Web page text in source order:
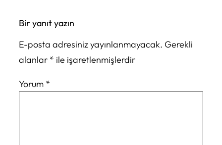
Bir yanıt yazın
E-posta adresiniz yayınlanmayacak. Gerekli
alanlar * ile işaretlenmişlerdir
Yorum *